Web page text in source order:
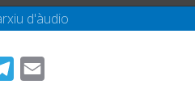
d'àudio
Telegram